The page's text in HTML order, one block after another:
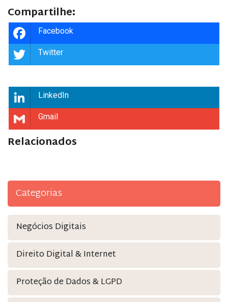
Compartilhe:
Facebook
Twitter
LinkedIn
Gmail
Relacionados
Categorias
Negócios Digitais
Direito Digital & Internet
Proteção de Dados & LGPD